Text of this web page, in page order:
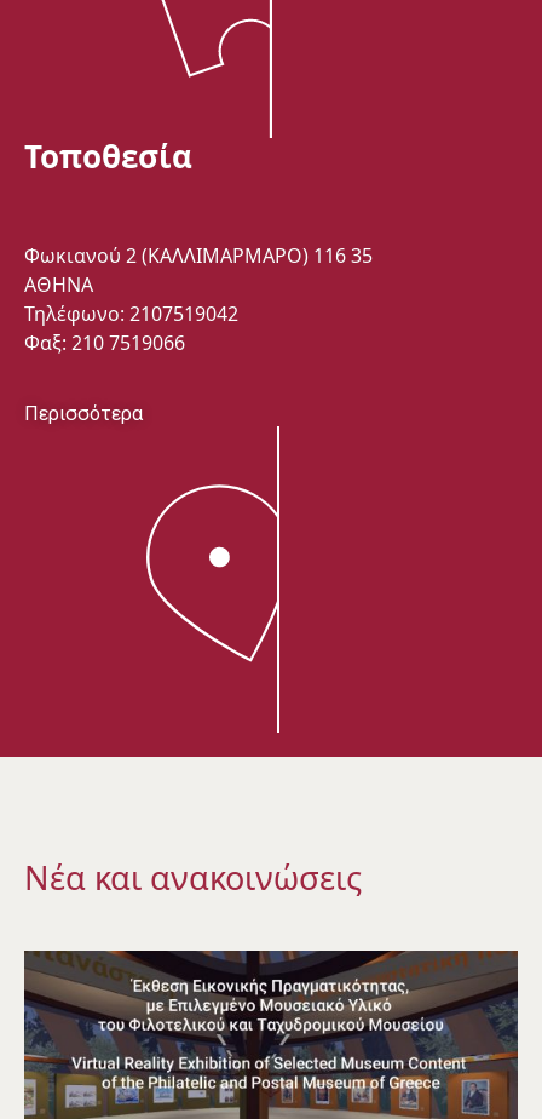
Τοποθεσία
Φωκιανού 2 (ΚΑΛΛΙΜΑΡΜΑΡΟ) 116 35
ΑΘΗΝΑ
Τηλέφωνο: 2107519042
Φαξ: 210 7519066
Περισσότερα
Νέα και ανακοινώσεις​